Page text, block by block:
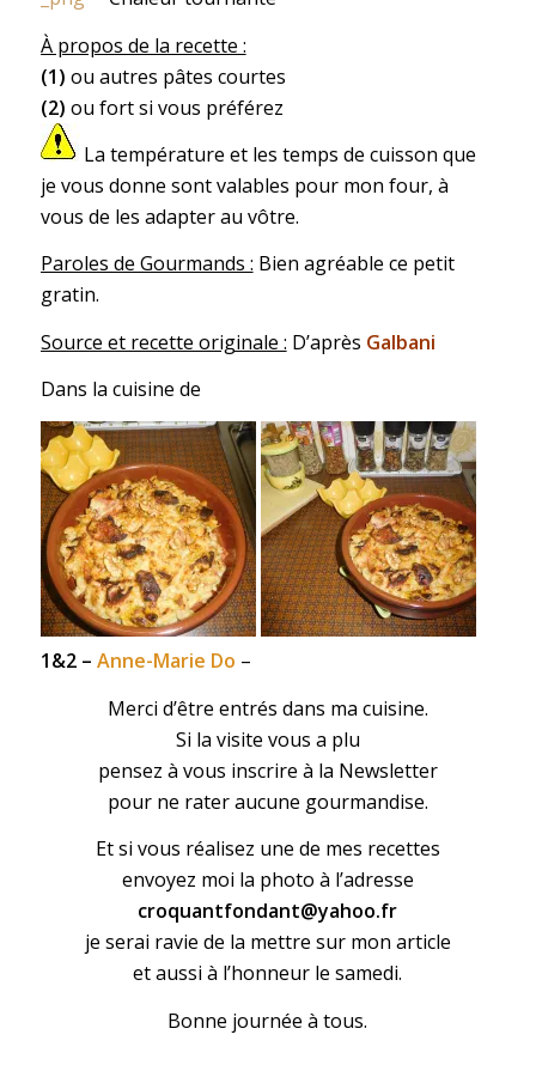
À propos de la recette :
(1) ou autres pâtes courtes
(2) ou fort si vous préférez
La température et les temps de cuisson que
je vous donne sont valables pour mon four, à
vous de les adapter au vôtre.
Paroles de Gourmands : Bien agréable ce petit
gratin.
Source et recette originale : D’après Galbani
Dans la cuisine de
1&2 – Anne-Marie Do –
Merci d’être entrés dans ma cuisine.
Si la visite vous a plu
pensez à vous inscrire à la Newsletter
pour ne rater aucune gourmandise.
Et si vous réalisez une de mes recettes
envoyez moi la photo à l’adresse
croquantfondant@yahoo.fr
je serai ravie de la mettre sur mon article
et aussi à l’honneur le samedi.
Bonne journée à tous.